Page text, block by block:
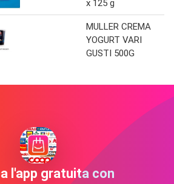
x 125 g
MULLER CREMA
YOGURT VARI
GUSTI 500G
l'app gratuita con